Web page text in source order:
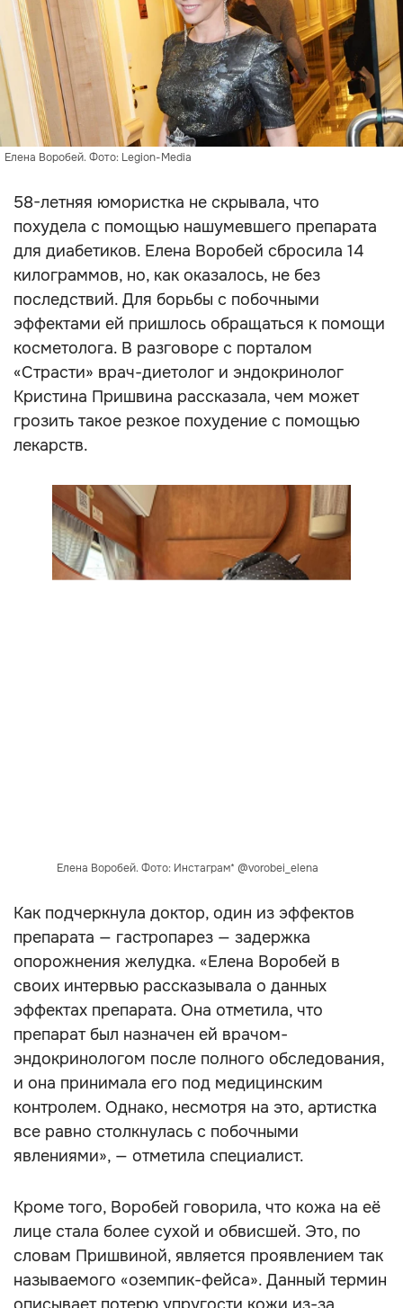
Елена Воробей. Фото: Legion-Media
58-летняя юмористка не скрывала, что
похудела с помощью нашумевшего препарата
для диабетиков. Елена Воробей сбросила 14
килограммов, но, как оказалось, не без
последствий. Для борьбы с побочными
эффектами ей пришлось обращаться к помощи
косметолога. В разговоре с порталом
«Страсти» врач-диетолог и эндокринолог
Кристина Пришвина рассказала, чем может
грозить такое резкое похудение с помощью
лекарств.
Елена Воробей. Фото: Инстаграм* @vorobei_elena
Как подчеркнула доктор, один из эффектов
препарата — гастропарез — задержка
опорожнения желудка. «Елена Воробей в
своих интервью рассказывала о данных
эффектах препарата. Она отметила, что
препарат был назначен ей врачом-
эндокринологом после полного обследования,
и она принимала его под медицинским
контролем. Однако, несмотря на это, артистка
все равно столкнулась с побочными
явлениями», — отметила специалист.
Кроме того, Воробей говорила, что кожа на её
лице стала более сухой и обвисшей. Это, по
словам Пришвиной, является проявлением так
называемого «оземпик-фейса». Данный термин